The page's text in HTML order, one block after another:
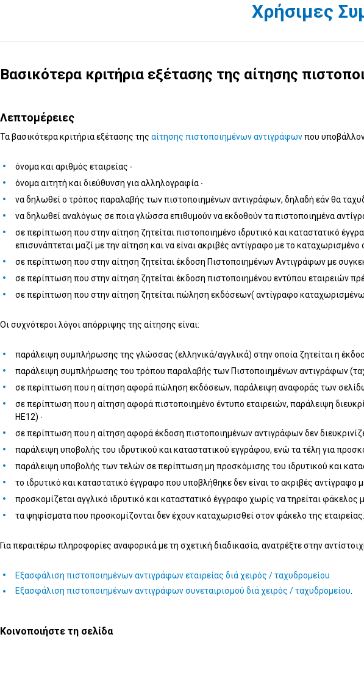
Χρήσιμες
Βασικότερα κριτήρια εξέτασης της αίτησης
Λεπτομέρειες
Τα βασικότερα κριτήρια εξέτασης της αίτησης πιστοποιημένων αντιγράφωνπου
όνομα και αριθμός εταιρείας ∙
όνομα αιτητή και διεύθυνση για αλληλογραφία ∙
να δηλωθεί ο τρόπος παραλαβής των πιστοποιημένων αντιγράφων, δηλαδή εάν θα
να δηλωθεί αναλόγως σε ποια γλώσσα επιθυμούν να εκδοθούν τα πιστοποιημένα
σε περίπτωση που στην αίτηση ζητείται πιστοποιημένο ιδρυτικό και καταστατικό
επισυνάπτεται μαζί με την αίτηση και να είναι ακριβές αντίγραφο με το καταχωρισμένο
σε περίπτωση που στην αίτηση ζητείται έκδοση Πιστοποιημένων Αντιγράφων με
σε περίπτωση που στην αίτηση ζητείται έκδοση πιστοποιημένου εντύπου εταιρειών
σε περίπτωση που στην αίτηση ζητείται πώληση εκδόσεων( αντίγραφο
Οι συχνότεροι λόγοι απόρριψης της αίτησης είναι:
παράλειψη συμπλήρωσης της γλώσσας (ελληνικά/αγγλικά) στην οποία ζητείται η
παράλειψη συμπλήρωσης του τρόπου παραλαβής των Πιστοποιημένων αντιγράφων
σε περίπτωση που η αίτηση αφορά πώληση εκδόσεων, παράλειψη αναφοράς των
σε περίπτωση που η αίτηση αφορά πιστοποιημένο έντυπο εταιρειών, παράλειψη
ΗΕ12) ∙
σε περίπτωση που η αίτηση αφορά έκδοση πιστοποιημένων αντιγράφων δεν
παράλειψη υποβολής του ιδρυτικού και καταστατικού εγγράφου, ενώ τα τέλη για
παράλειψη υποβολής των τελών σε περίπτωση μη προσκόμισης του ιδρυτικού και
το ιδρυτικό και καταστατικό έγγραφο που υποβλήθηκε δεν είναι το ακριβές αντίγραφο
προσκομίζεται αγγλικό ιδρυτικό και καταστατικό έγγραφο χωρίς να τηρείται φάκελος
τα ψηφίσματα που προσκομίζονται δεν έχουν καταχωρισθεί στον φάκελο της εταιρείας.
Για περαιτέρω πληροφορίες αναφορικά με τη σχετική διαδικασία, ανατρέξτε στην
Εξασφάλιση πιστοποιημένων αντιγράφων εταιρείας διά χειρός / ταχυδρομείου
Εξασφάλιση πιστοποιημένων αντιγράφων συνεταιρισμού διά χειρός / ταχυδρομείου
Κοινοποιήστε τη σελίδα